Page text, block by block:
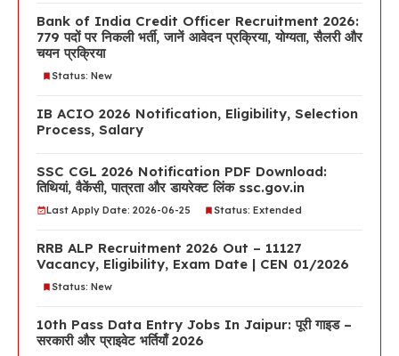
Bank of India Credit Officer Recruitment 2026:
779 पदों पर निकली भर्ती, जानें आवेदन प्रक्रिया, योग्यता, सैलरी और
चयन प्रक्रिया
Status: New
IB ACIO 2026 Notification, Eligibility, Selection
Process, Salary
SSC CGL 2026 Notification PDF Download:
तिथियां, वैकेंसी, पात्रता और डायरेक्ट लिंक ssc.gov.in
Last Apply Date: 2026-06-25 Status: Extended
RRB ALP Recruitment 2026 Out – 11127
Vacancy, Eligibility, Exam Date | CEN 01/2026
Status: New
10th Pass Data Entry Jobs In Jaipur: पूरी गाइड –
सरकारी और प्राइवेट भर्तियाँ 2026